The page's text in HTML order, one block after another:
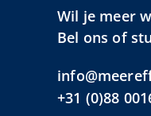
Wil je meer
Bel ons of
+31 (0)88